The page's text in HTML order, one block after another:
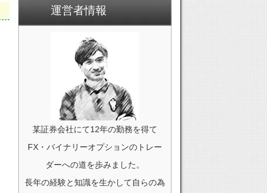
運営者情報
某証券会社にて12年の勤務を得て
FX・バイナリーオプションのトレー
ダーへの道を歩みました。
長年の経験と知識を生かして自らの為